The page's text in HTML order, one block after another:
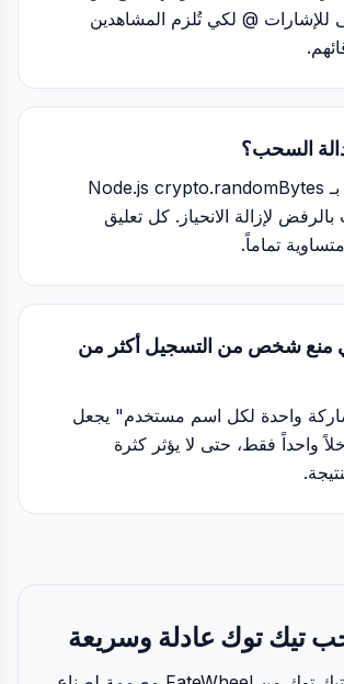
للإشارات @ لكي تُلزم المشاهدين
السحب؟
يُختار الفائزون بـ Node.js crypto.randomBytes
لإزالة الانحياز. كل تعليق
تماماً.
منع شخص من التسجيل أكثر من
واحدة لكل اسم مستخدم" يجعل
واحداً فقط، حتى لا يؤثر كثرة
تيك توك عادلة وسريعة